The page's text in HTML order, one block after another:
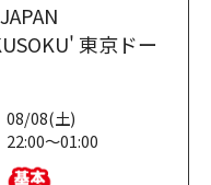
東京ドー
08/08(土)
22:00～01:00